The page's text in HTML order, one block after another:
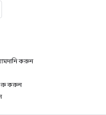
করুন
করুন